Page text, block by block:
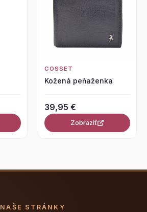
COSSET
Kožená peňaženka
39,95 €
Zobraziť
NAŠE STRÁNKY